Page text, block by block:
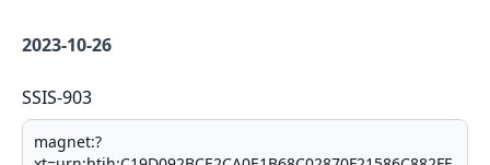
2023-10-26
SSIS-903